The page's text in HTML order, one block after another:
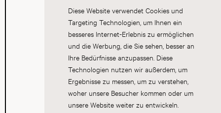
Diese Website verwendet Cookies und
Targeting Technologien, um Ihnen ein
besseres Internet-Erlebnis zu ermöglichen
und die Werbung, die Sie sehen, besser an
Ihre Bedürfnisse anzupassen. Diese
Technologien nutzen wir außerdem, um
Ergebnisse zu messen, um zu verstehen,
woher unsere Besucher kommen oder um
unsere Website weiter zu entwickeln.